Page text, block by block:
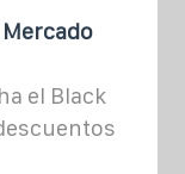
el Black